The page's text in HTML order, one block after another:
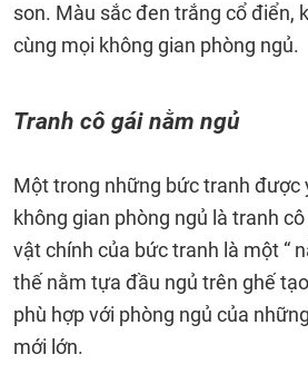
son. Màu sắc đen trắng cổ điển,
cùng mọi không gian phòng ngủ.
Tranh cô gái nằm ngủ
Một trong những bức tranh được
không gian phòng ngủ là tranh
vật chính của bức tranh là một “
thế nằm tựa đầu ngủ trên ghế
phù hợp với phòng ngủ của
mới lớn.